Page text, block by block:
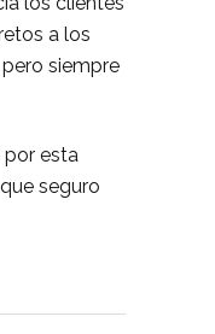
a los
siempre
por esta
seguro